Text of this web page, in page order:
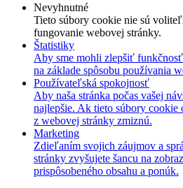
Nevyhnutné
Tieto súbory cookie nie sú
fungovanie webovej stránky.
Štatistiky
Aby sme mohli zlepšiť
na základe spôsobu používania
Používateľská spokojnosť
Aby naša stránka počas vašej
najlepšie. Ak tieto súbory cookie
z webovej stránky zmiznú.
Marketing
Zdieľaním svojich záujmov a
stránky zvyšujete šancu na
prispôsobeného obsahu a ponúk.